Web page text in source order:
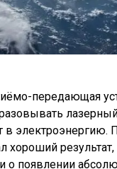
передающая
электроэнергию.
хороший
о появлении